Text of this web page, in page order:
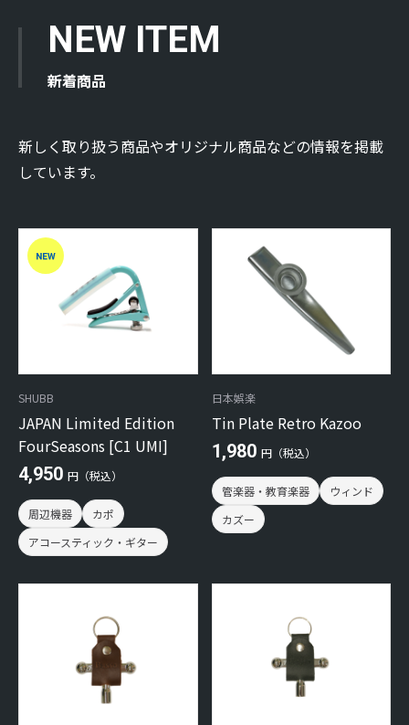
NEW ITEM
新着商品
新しく取り扱う商品やオリジナル商品などの情報を掲載
しています。
SHUBB
JAPAN Limited Edition
FourSeasons [C1 UMI]
4,950 円（税込）
周辺機器
カポ
アコースティック・ギター
日本娯楽
Tin Plate Retro Kazoo
1,980 円（税込）
管楽器・教育楽器
ウィンド
カズー